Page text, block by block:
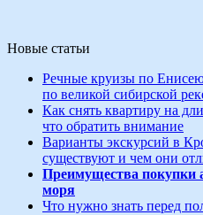
Новые статьи
Речные круизы по
по великой сибирской
Как снять квартиру на
что обратить внимание
Варианты экскурсий в
существуют и чем они
Преимущества покупки
моря
Что нужно знать перед